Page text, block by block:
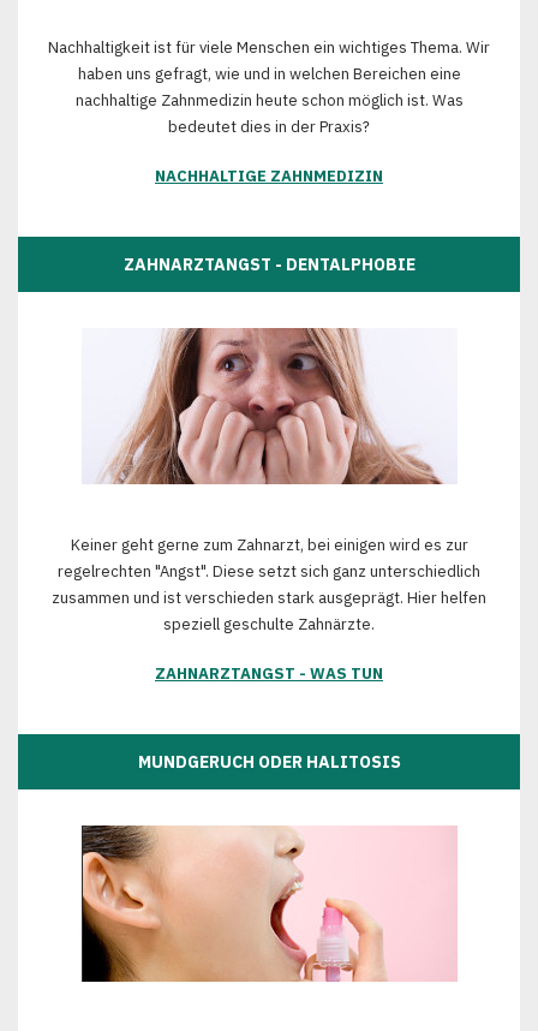
Nachhaltigkeit ist für viele Menschen ein wichtiges Thema. Wir
haben uns gefragt, wie und in welchen Bereichen eine
nachhaltige Zahnmedizin heute schon möglich ist. Was
bedeutet dies in der Praxis?
NACHHALTIGE ZAHNMEDIZIN
ZAHNARZTANGST - DENTALPHOBIE
Keiner geht gerne zum Zahnarzt, bei einigen wird es zur
regelrechten "Angst". Diese setzt sich ganz unterschiedlich
zusammen und ist verschieden stark ausgeprägt. Hier helfen
speziell geschulte Zahnärzte.
ZAHNARZTANGST - WAS TUN
MUNDGERUCH ODER HALITOSIS